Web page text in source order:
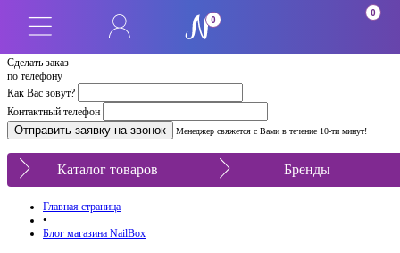
Сделать заказ
по телефону
Как Вас зовут?
Контактный телефон
Менеджер свяжется с Вами в течение 10-ти минут!
0
0
Каталог товаров Бренды
Главная страница
•
Блог магазина NailBox